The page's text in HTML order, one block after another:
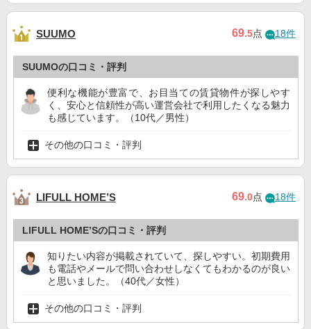
SUUMO 69.5点 18件
SUUMOの口コミ・評判
便利な機能が豊富で、お目当ての賃貸物件が探しやす
く、安心と信頼性が高い運営会社で利用したくなる魅力
も感じています。（10代／男性）
その他の口コミ・評判
LIFULL HOME’S 69.0点 18件
LIFULL HOME’Sの口コミ・評判
知りたい内容が掲載されていて、探しやすい。初期費用
も電話やメールで問い合わせしなくてもわかるのが良い
と思いました。（40代／女性）
その他の口コミ・評判